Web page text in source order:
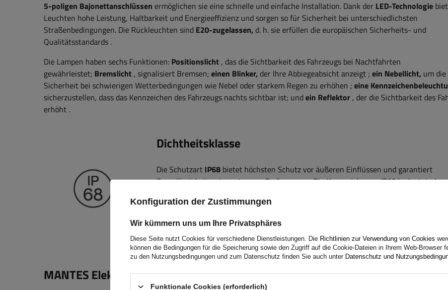
5-poligen Bajonettanschlüssen ermöglichen sie eine schnelle und einfache Installation. Dank der LED-Technologie
Leuchten hohe Leistung, Haltbarkeit und Energieeffizienz und sorgen so für Sicherheit bei unterschiedlichsten
Straßenbedingungen. Die Rückleuchten sind E20-zugelassen, d. h. sie erfüllen die europäischen Sicherheits- und
Qualitätsstandards .
Die Lampen haben sechs Funktionen: Positionslicht , das die Sichtbarkeit des Fahrzeugs bei Nachtfahrten
gewährleistet; Bremslicht , signalisiert Bremsen; einen Blinker, der Ihre Abbiegeabsicht anzeigt ; ein Nebellicht, um die
Sicherheit bei schwierigen Wetterbedingungen wie Nebel oder starkem Regen zu erhöhen ; eine
sicherzustellen, dass das Kennzeichen des Fahrzeugs nachts sichtbar ist; undein Reflektor , der die Sichtbarkeit des
erhöht .
Dichtheitsklasse
Die Schutzart IP68 bietet höchsten Schutz vor äußeren Einflüssen und garantiert
Zuverlässigkeit unter extremen Bedingungen. Die Kennzeichnung IP68 bedeutet,
Eintauchen in Wasser mit einem bestimmten Druck und einer bestimmten Tiefe sind
Schutzart macht sie für den Einsatz in Fahrzeugen und Maschinen in rauen
Bau, Landwirtschaft und Transport geeignet und gewährleistet eine lange Lebensdauer
einen störungsfreien Betrieb.
MANTES Elektroinstallation, Anhängerkabelbaum 7m, 7PIN Stecker, 2x 5PIN
Konfiguration der Zustimmungen
Wir kümmern uns um Ihre Privatsphäres
Diese Seite nutzt Cookies für verschiedene Dienstleistungen. Die Richtlinien zur Verwendung von Cookies
können die Bedingungen für die Speicherung sowie den Zugriff auf die Cookie-Dateien in Ihrem Web-Browser
zu den Nutzungsbedingungen und zum Datenschutz finden Sie auch unter Datenschutz und
Funktionale Cookies (erforderlich)